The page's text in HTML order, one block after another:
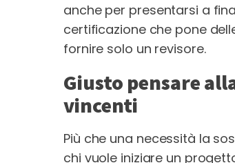
anche per presentarsi a
certificazione che pone
fornire solo un revisore.
Giusto pensare
vincenti
Più che una necessità la
chi vuole iniziare un